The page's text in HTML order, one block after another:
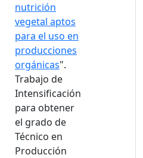
nutrición
vegetal aptos
para el uso en
producciones
orgánicas".
Trabajo de
Intensificación
para obtener
el grado de
Técnico en
Producción